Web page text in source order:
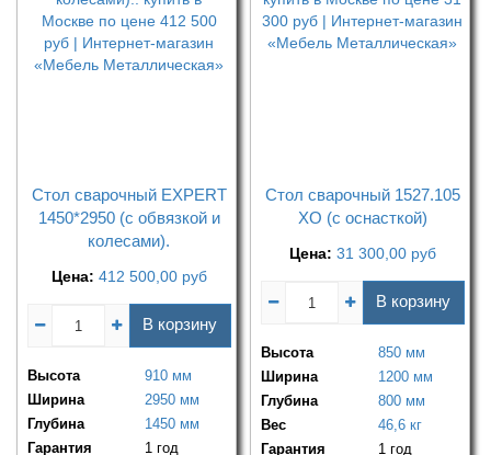
Стол сварочный EXPERT
1450*2950 (с обвязкой и
колесами).
Цена: 412 500,00 руб
В корзину
Высота
910 мм
Ширина
2950 мм
Глубина
1450 мм
Гарантия
1 год
Стол сварочный 1527.105
ХО (с оснасткой)
Цена: 31 300,00 руб
В корзину
Высота
850 мм
Ширина
1200 мм
Глубина
800 мм
Вес
46,6 кг
Гарантия
1 год